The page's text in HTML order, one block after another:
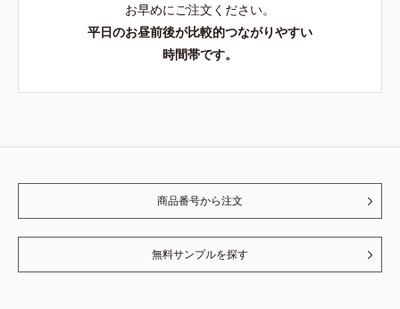
お早めにご注文ください。
平日のお昼前後が比較的つながりやすい
時間帯です。
商品番号から注文
無料サンプルを探す